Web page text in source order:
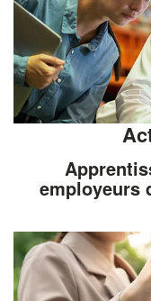
employeurs